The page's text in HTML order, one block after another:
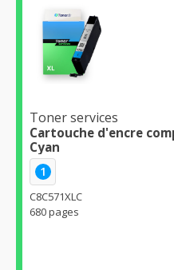
Toner services
Cartouche d'encre
Cyan
1
C8C571XLC
680 pages